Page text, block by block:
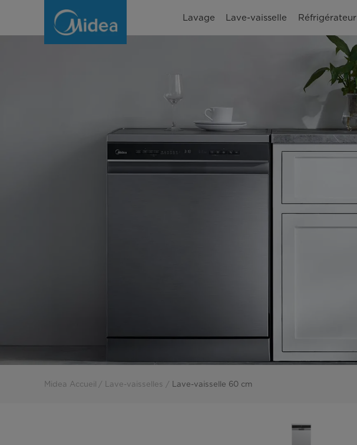
vaisselle
Lavage Lave-vaisselle Réfrigérateur
Midea Accueil Lave-vaisselles Lave-vaisselle 60 cm